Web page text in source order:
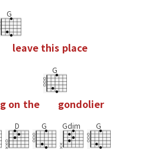
G
leave this place
g on the
G
gondolier
D G Gdim G